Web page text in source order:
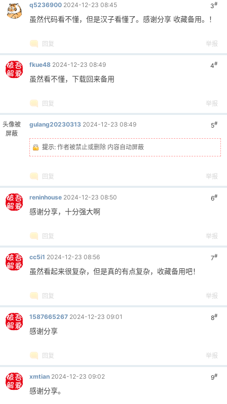
3#
q5236900 2024-12-23 08:45
虽然代码看不懂，但是汉子看懂了。感谢分享 收藏备用。！
回复 举报
4#
fkue48 2024-12-23 08:49
虽然看不懂，下载回来备用
回复 举报
头像被
屏蔽
5#
gulang20230313 2024-12-23 08:49
提示: 作者被禁止或删除 内容自动屏蔽
回复 举报
6#
reninhouse 2024-12-23 08:50
感谢分享，十分强大啊
回复 举报
7#
cc5i1 2024-12-23 08:56
虽然看起来很复杂，但是真的有点复杂，收藏备用吧！
回复 举报
8#
1587665267 2024-12-23 09:01
感谢分享
回复 举报
9#
xmtian 2024-12-23 09:02
感谢分享。